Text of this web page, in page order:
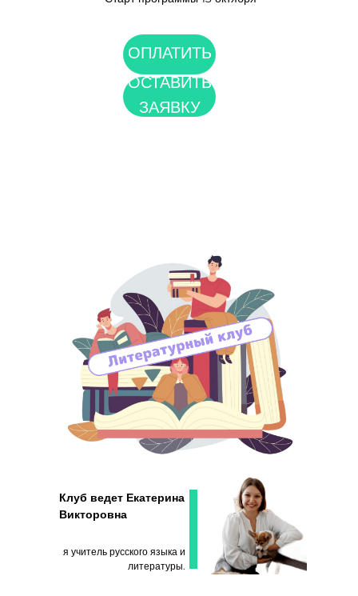
ОПЛАТИТЬ
ОСТАВИТЬ
ЗАЯВКУ
Клуб ведет Екатерина
Викторовна
я учитель русского языка и
литературы.